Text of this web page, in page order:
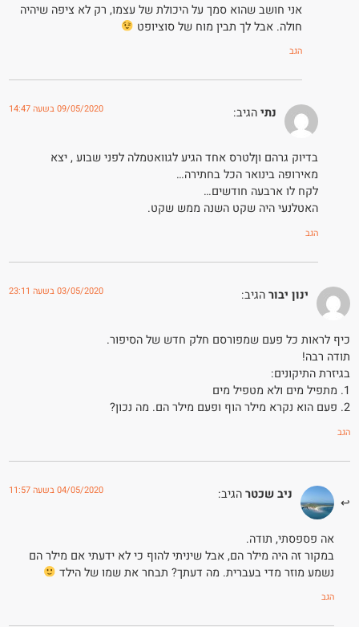
אני חושב שהוא סמך על היכולת של עצמו, רק לא ציפה שיהיה
חולה. אבל לך תבין מוח של סוציופט
הגב
נתיהגיב: 09/05/2020 בשעה 14:47
בדיוק גרהם וןלטרס אחד הגיע לגוואטמלה לפני שבוע , יצא
מאירופה בינואר הכל בחתירה…
לקח לו ארבעה חודשים…
האטלנעי היה שקט השנה ממש שקט.
הגב
ינון יבורהגיב: 03/05/2020 בשעה 23:11
כיף לראות כל פעם שמפורסם חלק חדש של הסיפור.
תודה רבה!
בגיזרת התיקונים:
1. מתפיל מים ולא מטפיל מים
2. פעם הוא נקרא מילר הוף ופעם מילר הם. מה נכון?
הגב
ניב שכטרהגיב: 04/05/2020 בשעה 11:57
אה פספסתי, תודה.
במקור זה היה מילר הם, אבל שיניתי להוף כי לא ידעתי אם מילר הם
נשמע מוזר מדי בעברית. מה דעתך? תבחר את שמו של הילד
הגב